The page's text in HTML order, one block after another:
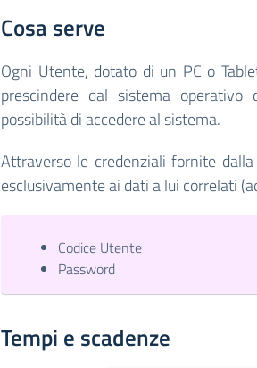
Cosa serve
Ogni Utente, dotato di un PC o
prescindere dal sistema
possibilità di accedere al sistema.
Attraverso le credenziali fornite
esclusivamente ai dati a lui correlati
Codice Utente
Password
Tempi e scadenze